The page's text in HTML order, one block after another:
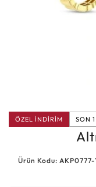
ÖZEL İNDİRİM SON
Ürün Kodu: